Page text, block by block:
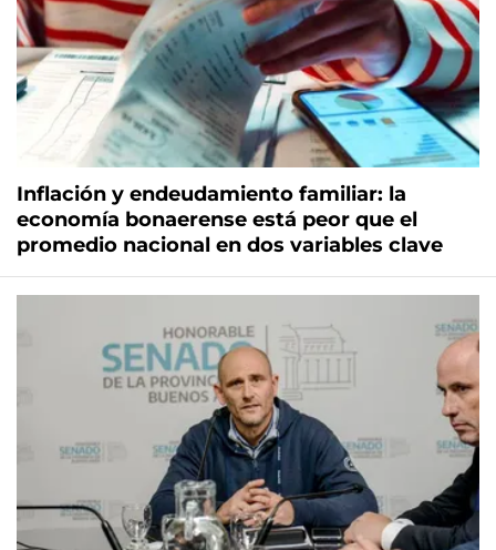
Inflación y endeudamiento familiar: la
economía bonaerense está peor que el
promedio nacional en dos variables clave